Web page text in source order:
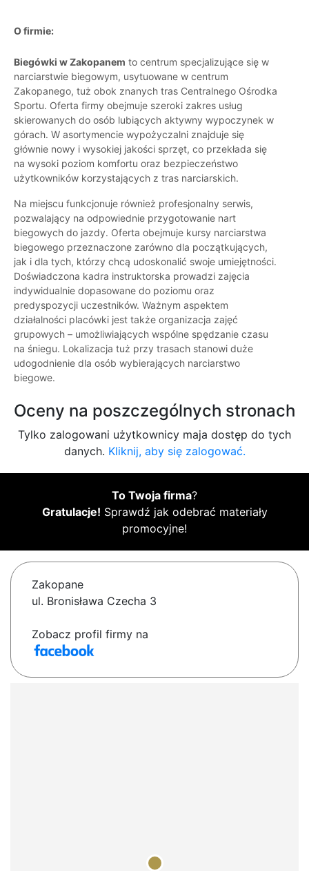
O firmie:
Biegówki w Zakopanem to centrum specjalizujące się w
narciarstwie biegowym, usytuowane w centrum
Zakopanego, tuż obok znanych tras Centralnego Ośrodka
Sportu. Oferta firmy obejmuje szeroki zakres usług
skierowanych do osób lubiących aktywny wypoczynek w
górach. W asortymencie wypożyczalni znajduje się
głównie nowy i wysokiej jakości sprzęt, co przekłada się
na wysoki poziom komfortu oraz bezpieczeństwo
użytkowników korzystających z tras narciarskich.
Na miejscu funkcjonuje również profesjonalny serwis,
pozwalający na odpowiednie przygotowanie nart
biegowych do jazdy. Oferta obejmuje kursy narciarstwa
biegowego przeznaczone zarówno dla początkujących,
jak i dla tych, którzy chcą udoskonalić swoje umiejętności.
Doświadczona kadra instruktorska prowadzi zajęcia
indywidualnie dopasowane do poziomu oraz
predyspozycji uczestników. Ważnym aspektem
działalności placówki jest także organizacja zajęć
grupowych – umożliwiających wspólne spędzanie czasu
na śniegu. Lokalizacja tuż przy trasach stanowi duże
udogodnienie dla osób wybierających narciarstwo
biegowe.
Oceny na poszczególnych stronach
Tylko zalogowani użytkownicy maja dostęp do tych
danych. Kliknij, aby się zalogować.
To Twoja firma?
Gratulacje! Sprawdź jak odebrać materiały
promocyjne!
Zakopane
ul. Bronisława Czecha 3
Zobacz profil firmy na